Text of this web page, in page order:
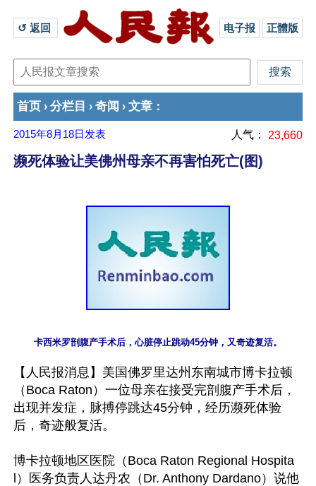
↺ 返回 电子报 正體版
首页 › 分栏目 › 奇闻 › 文章 ：
2015年8月18日 发表 人气： 23,660
濒死体验让美佛州母亲不再害怕死亡(图)
【人民报消息】美国佛罗里达州东南城市博卡拉顿
（Boca Raton）一位母亲在接受完剖腹产手术后，
出现并发症，脉搏停跳达45分钟，经历濒死体验
后，奇迹般复活。
博卡拉顿地区医院（Boca Raton Regional Hospita
l）医务负责人达丹农（Dr. Anthony Dardano）说他